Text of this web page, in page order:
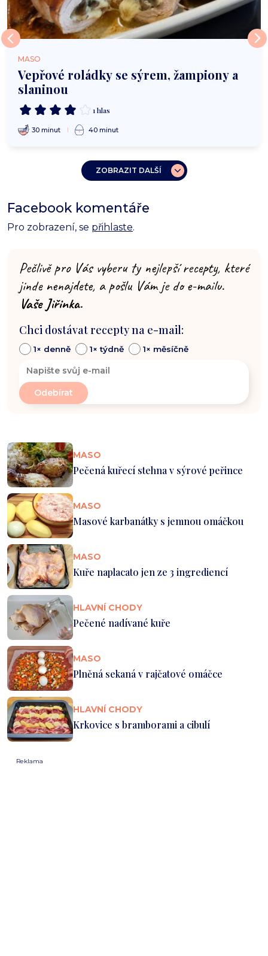
MASO
Vepřové roládky se sýrem, žampiony a
slaninou
1 hlas
30 minut 40 minut
ZOBRAZIT DALŠÍ
Facebook komentáře
Pro zobrazení, se přihlaste.
Pečlivě pro Vás vyberu ty nejlepší recepty, které
jinde nenajdete, a pošlu Vám je do e-mailu.
Vaše Jiřinka.
Chci dostávat recepty na e-mail:
1× denně 1× týdně 1× měsíčně
MASO
Pečená kuřecí stehna v sýrové peřince
MASO
Masové karbanátky s jemnou omáčkou
MASO
Kuře naplacato jen ze 3 ingrediencí
HLAVNÍ CHODY
Pečené nadívané kuře
MASO
Plněná sekaná v rajčatové omáčce
HLAVNÍ CHODY
Krkovice s bramborami a cibulí
Reklama